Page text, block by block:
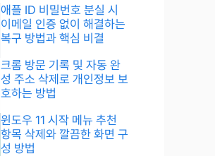
애플 ID 비밀번호 분실 시
이메일 인증 없이 해결하는
복구 방법과 핵심 비결
크롬 방문 기록 및 자동 완
성 주소 삭제로 개인정보 보
호하는 방법
윈도우 11 시작 메뉴 추천
항목 삭제와 깔끔한 화면 구
성 방법